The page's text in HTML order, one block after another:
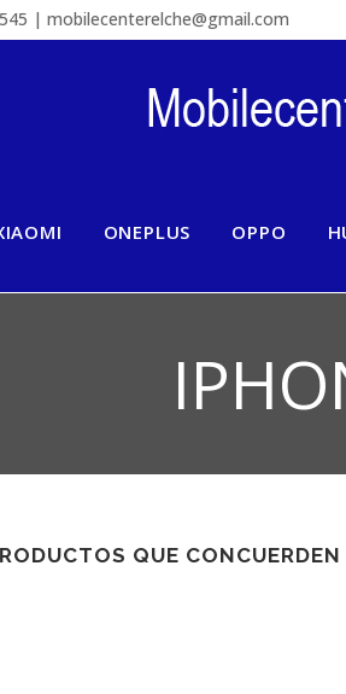
| mobilecenterelche@gmail.com
ONEPLUS OPPO
QUE